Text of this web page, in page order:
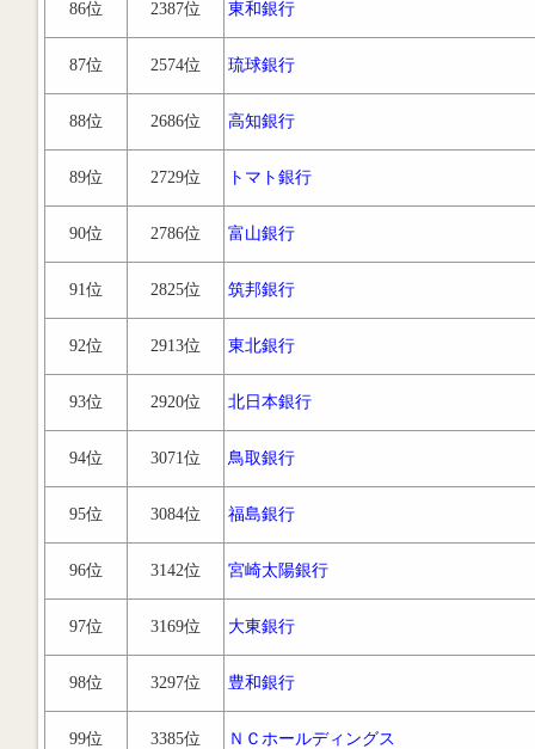
86位 2387位 東和銀行
87位 2574位 琉球銀行
88位 2686位 高知銀行
89位 2729位 トマト銀行
90位 2786位 富山銀行
91位 2825位 筑邦銀行
92位 2913位 東北銀行
93位 2920位 北日本銀行
94位 3071位 鳥取銀行
95位 3084位 福島銀行
96位 3142位 宮崎太陽銀行
97位 3169位 大東銀行
98位 3297位 豊和銀行
99位 3385位 ＮＣホールディングス